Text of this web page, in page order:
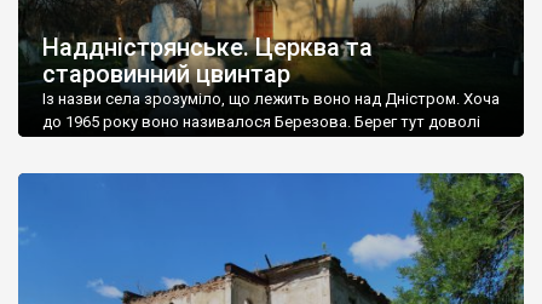
Наддністрянське. Церква та
старовинний цвинтар
Із назви села зрозуміло, що лежить воно над Дністром. Хоча
до 1965 року воно називалося Березова. Берег тут доволі
Наддністрянське відрізняється від більшості навколишніх
сіл. У селі є мурована Михайлівська церква. Точної дати […]